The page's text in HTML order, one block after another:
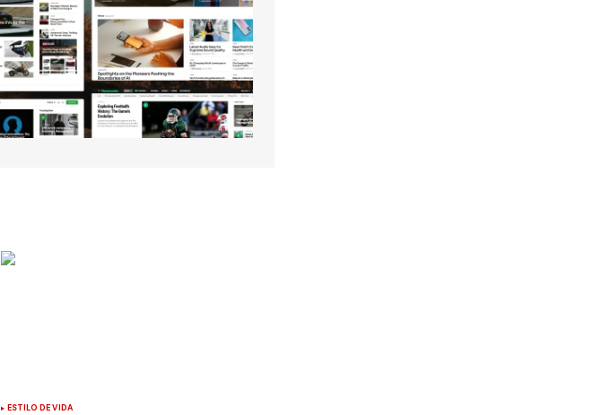
ESTILO DE VIDA